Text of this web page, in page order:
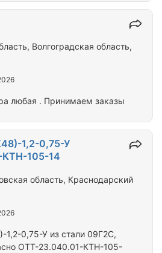
подвода электричества и
и устройств. Клапан
и надежной
оси,
функцию
Продам керосин . Тара любая . Принимаем заказы
Волгоградская область,
0,75-У из стали 09Г2С,
ОТТ-23.040.01-КТН-105-
1,2-0,75-У
105-14
область, Краснодарский